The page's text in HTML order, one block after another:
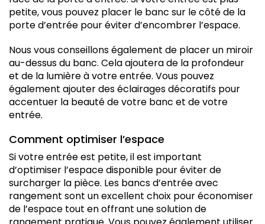
petite, vous pouvez placer le banc sur le côté de la
porte d’entrée pour éviter d’encombrer l’espace.
Nous vous conseillons également de placer un miroir
au-dessus du banc. Cela ajoutera de la profondeur
et de la lumière à votre entrée. Vous pouvez
également ajouter des éclairages décoratifs pour
accentuer la beauté de votre banc et de votre
entrée.
Comment optimiser l’espace
Si votre entrée est petite, il est important
d’optimiser l’espace disponible pour éviter de
surcharger la pièce. Les bancs d’entrée avec
rangement sont un excellent choix pour économiser
de l’espace tout en offrant une solution de